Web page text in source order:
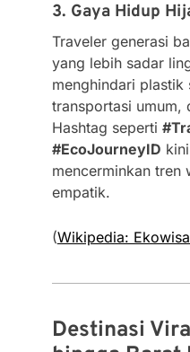
3. Gaya Hidup
Traveler generasi
yang lebih sadar
menghindari
transportasi umum,
Hashtag seperti
#EcoJourneyID
mencerminkan tren
empatik.
(Wikipedia:
Destinasi